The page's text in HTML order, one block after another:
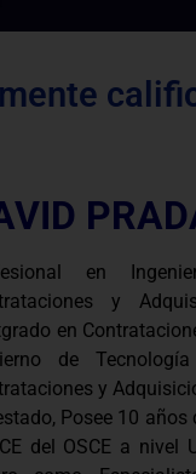
en
y
en
de
y
Posee 10
del OSCE a